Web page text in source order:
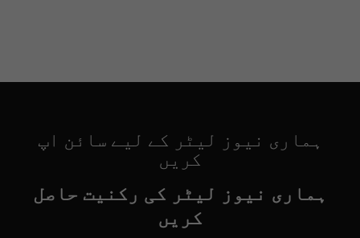
ہماری نیوز لیٹر کے لیے سائن اپ
کریں
ہماری نیوز لیٹر کی رکنیت حاصل
کریں